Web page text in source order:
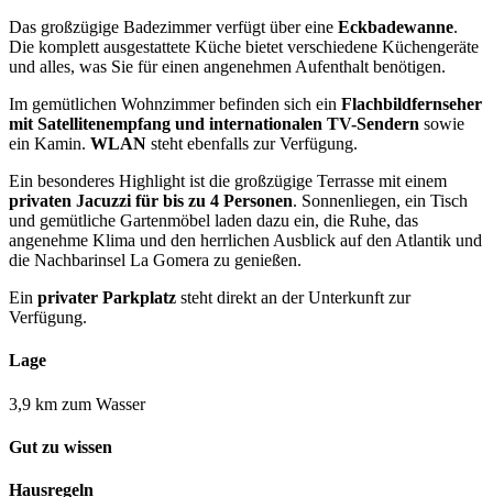
Das großzügige Badezimmer verfügt über eine Eckbadewanne.
Die komplett ausgestattete Küche bietet verschiedene Küchengeräte
und alles, was Sie für einen angenehmen Aufenthalt benötigen.
Im gemütlichen Wohnzimmer befinden sich ein Flachbildfernseher
mit Satellitenempfang und internationalen TV-Sendern sowie
ein Kamin. WLAN steht ebenfalls zur Verfügung.
Ein besonderes Highlight ist die großzügige Terrasse mit einem
privaten Jacuzzi für bis zu 4 Personen. Sonnenliegen, ein Tisch
und gemütliche Gartenmöbel laden dazu ein, die Ruhe, das
angenehme Klima und den herrlichen Ausblick auf den Atlantik und
die Nachbarinsel La Gomera zu genießen.
Ein privater Parkplatz steht direkt an der Unterkunft zur
Verfügung.
Lage
3,9 km zum Wasser
Gut zu wissen
Hausregeln